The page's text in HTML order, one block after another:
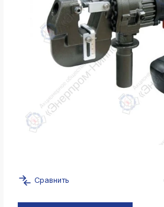
k
k
ksldkfjsdlfkjsls;ldfkgjsdl;kfkфыва
k
ksldkfjsdlfkjsls;ldfkgjsdl;kfkфыва
k
Сравнить